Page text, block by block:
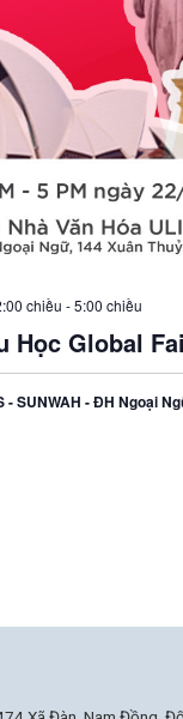
chiều -5:00 chiều
Học Global
- SUNWAH - ĐH Ngoại